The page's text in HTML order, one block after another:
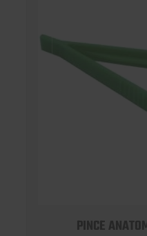
PINCE